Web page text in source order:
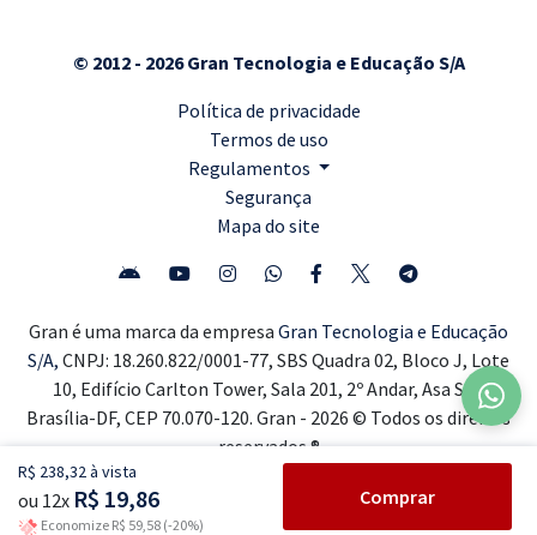
R$ 238,32 à vista
ou 12x R$ 19,86
Economize R$ 59,58 (-20%)
Comprar
© 2012 - 2026 Gran Tecnologia e Educação S/A
Política de privacidade
Termos de uso
Regulamentos
Segurança
Mapa do site
Gran é uma marca da empresa Gran Tecnologia e Educação
S/A, CNPJ: 18.260.822/0001-77, SBS Quadra 02, Bloco J, Lote
10, Edifício Carlton Tower, Sala 201, 2º Andar, Asa Sul,
Brasília-DF, CEP 70.070-120. Gran - 2026 © Todos os direitos
reservados ®